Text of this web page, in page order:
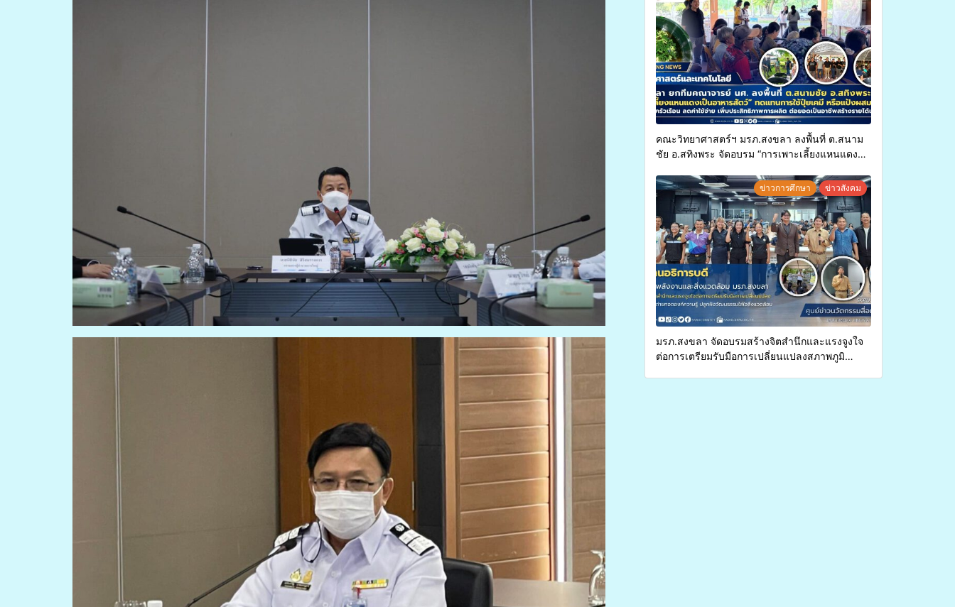
คณะวิทยาศาสตร์ฯ มรภ.สงขลา ลงพื้นที่ ต.สนาม
ชัย อ.สทิงพระ จัดอบรม “การเพาะเลี้ยงแหนแดง
ประสิทธิภาพการผลิต ต่อยอดสู่อาชีพเสริมใน
อนาคต
ข่าวการศึกษา ข่าวสังคม
มรภ.สงขลา จัดอบรมสร้างจิตสำนึกและแรงจูงใจ
ต่อการเตรียมรับมือการเปลี่ยนแปลงสภาพภูมิ